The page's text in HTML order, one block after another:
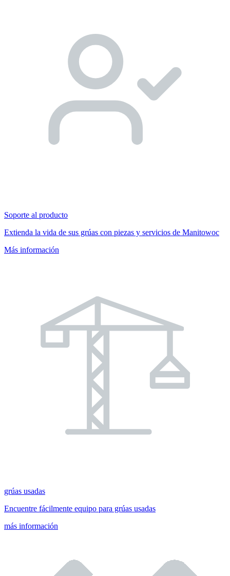
Soporte al producto
Extienda la vida de sus grúas con piezas y servicios de Manitowoc
Más información
grúas usadas
Encuentre fácilmente equipo para grúas usadas
más información